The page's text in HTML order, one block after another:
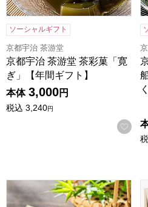
ソーシャルギフト
京都宇治 茶游堂
京都宇治 茶游堂 茶彩菓「寛
ぎ」【年間ギフト】
本体 3,000円
税込 3,240円
お
京都宇治 茶游堂 京・宇治どら